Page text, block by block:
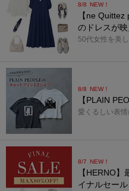
8/8 NEW！
【ne
のドレスが映
50代女性を美
8/8 NEW！
【PLAIN
愛くるしい表情
8/7 NEW！
【HERNO
イナルセール